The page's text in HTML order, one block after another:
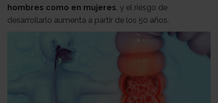
el
cancer
Transparencia
Trabaja
hombres como en mujeres , y el riesgo de
desarrollarlo aumenta a partir de los 50 años.